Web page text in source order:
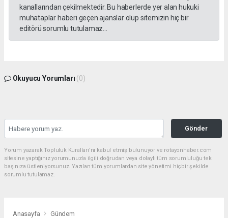
kanallarından çekilmektedir. Bu haberlerde yer alan hukuki
muhataplar haberi geçen ajanslar olup sitemizin hiç bir
editörü sorumlu tutulamaz...
Okuyucu Yorumları (0)
Gönder
Yorum yazarak Topluluk Kuralları’nı kabul etmiş bulunuyor ve rotayonhaber.com
sitesine yaptığınız yorumunuzla ilgili doğrudan veya dolaylı tüm sorumluluğu tek
başınıza üstleniyorsunuz. Yazılan tüm yorumlardan site yönetimi hiçbir şekilde
sorumlu tutulamaz.
Anasayfa Gündem